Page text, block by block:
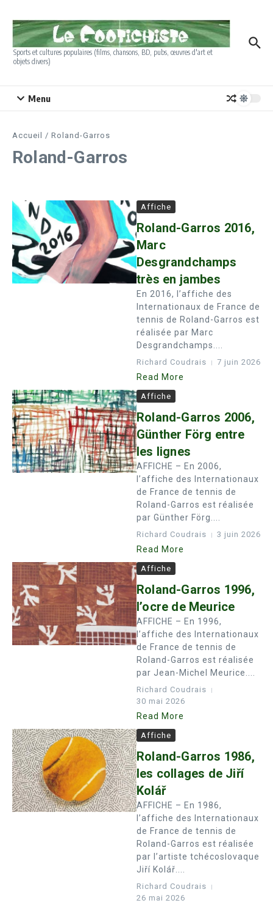
Sports et cultures populaires (films, chansons, BD, pubs, œuvres d'art et
objets divers)
Menu
Accueil / Roland-Garros
Roland-Garros
Affiche
Roland-Garros 2016,
Marc
Desgrandchamps
très en jambes
En 2016, l’affiche des
Internationaux de France de
tennis de Roland-Garros est
réalisée par Marc
Desgrandchamps....
Richard Coudrais 7 juin 2026
Read More
Affiche
Roland-Garros 2006,
Günther Förg entre
les lignes
AFFICHE – En 2006,
l’affiche des Internationaux
de France de tennis de
Roland-Garros est réalisée
par Günther Förg....
Richard Coudrais 3 juin 2026
Read More
Affiche
Roland-Garros 1996,
l’ocre de Meurice
AFFICHE – En 1996,
l’affiche des Internationaux
de France de tennis de
Roland-Garros est réalisée
par Jean-Michel Meurice....
Richard Coudrais
30 mai 2026
Read More
Affiche
Roland-Garros 1986,
les collages de Jiří
Kolář
AFFICHE – En 1986,
l’affiche des Internationaux
de France de tennis de
Roland-Garros est réalisée
par l’artiste tchécoslovaque
Jiří Kolář....
Richard Coudrais
26 mai 2026